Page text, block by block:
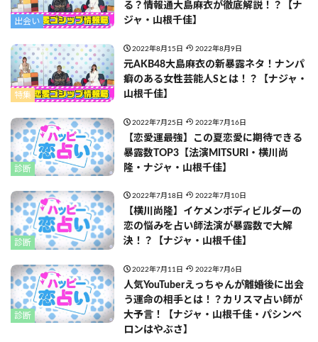
出会い
る？情報通大島麻衣が徹底解説！？【ナ
ジャ・山根千佳】
特集
2022年8月15日 2022年8月9日
元AKB48大島麻衣の新暴露ネタ！ナンパ
癖のある女性芸能人Sとは！？【ナジャ・
山根千佳】
診断
2022年7月25日 2022年7月16日
【恋愛運最強】この夏恋愛に期待できる
暴露数TOP3【法演MITSURI・横川尚
隆・ナジャ・山根千佳】
診断
2022年7月18日 2022年7月10日
【横川尚隆】イケメンボディビルダーの
恋の悩みを占い師法演が暴露数で大解
決！？【ナジャ・山根千佳】
診断
2022年7月11日 2022年7月6日
人気YouTuberえっちゃんが離婚後に出会
う運命の相手とは！？カリスマ占い師が
大予言！【ナジャ・山根千佳・パシンペ
ロンはやぶさ】